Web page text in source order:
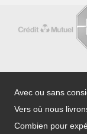
Avec ou sans
Vers où nous
Combien pour